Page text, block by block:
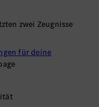
zwei Zeugnisse
für deine